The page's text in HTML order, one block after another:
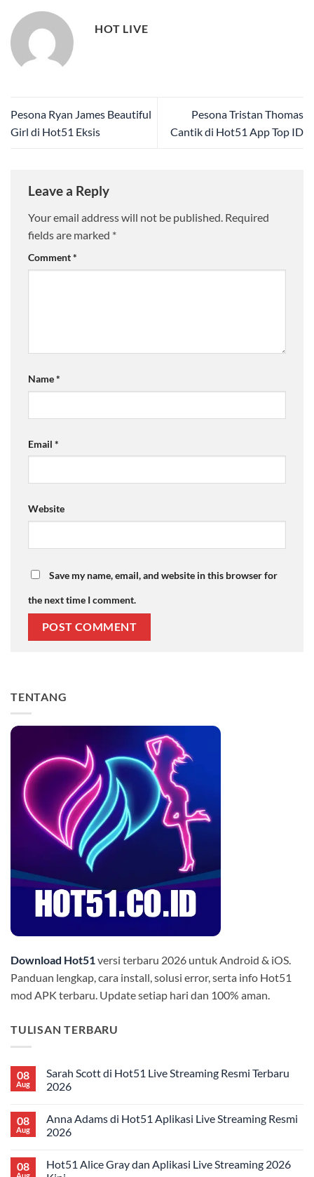
HOT LIVE
Pesona Ryan James Beautiful
Girl di Hot51 Eksis
Pesona Tristan Thomas
Cantik di Hot51 App Top ID
Leave a Reply
Your email address will not be published. Required
fields are marked *
Comment*
Name*
Email *
Website
Save my name, email, and website in this browser for
the next time I comment.
TENTANG
Download Hot51versi terbaru 2026 untuk Android & iOS.
Panduan lengkap, cara install, solusi error, serta info Hot51
mod APK terbaru. Update setiap hari dan 100% aman.
TULISAN TERBARU
08
Aug
Sarah Scott di Hot51 Live Streaming Resmi Terbaru
2026
on
Sarah
Scott
Live
Streaming
08
Aug
Anna Adams di Hot51 Aplikasi Live Streaming Resmi
2026
on
Anna
08
Aug
Hot51 Alice Gray dan Aplikasi Live Streaming 2026